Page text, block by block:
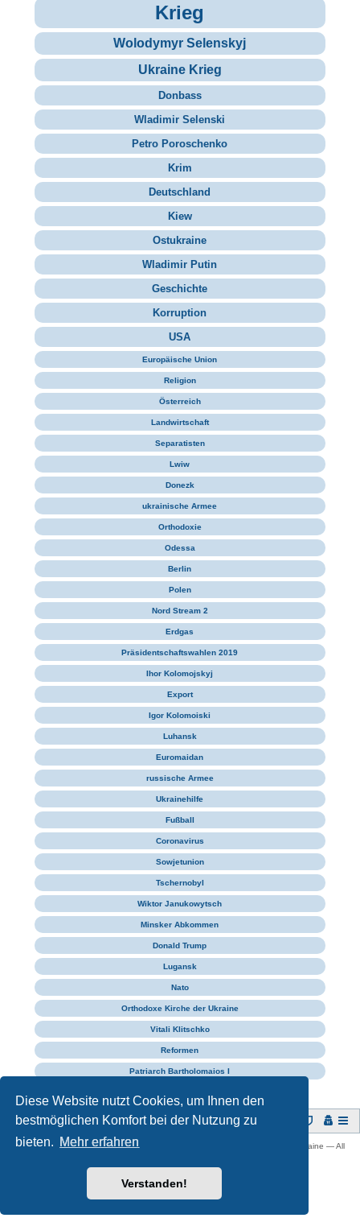
Diese Website nutzt Cookies, um Ihnen den
bestmöglichen Komfort bei der Nutzung zu
bieten.
Mehr erfahren
Verstanden!
Krieg
Wolodymyr Selenskyj
Ukraine Krieg
Donbass
Wladimir Selenski
Petro Poroschenko
Krim
Deutschland
Kiew
Ostukraine
Wladimir Putin
Geschichte
Korruption
USA
Europäische Union
Religion
Österreich
Landwirtschaft
Separatisten
Lwiw
Donezk
ukrainische Armee
Orthodoxie
Odessa
Berlin
Polen
Nord Stream 2
Erdgas
Präsidentschaftswahlen 2019
Ihor Kolomojskyj
Export
Igor Kolomoiski
Luhansk
Euromaidan
russische Armee
Ukrainehilfe
Fußball
Coronavirus
Sowjetunion
Tschernobyl
Wiktor Janukowytsch
Minsker Abkommen
Donald Trump
Lugansk
Nato
Orthodoxe Kirche der Ukraine
Vitali Klitschko
Reformen
Patriarch Bartholomaios I
Foren-Übersicht
Copyright © 2009 -2026 Ukraine-Forum: Infos, Tipps und Diskussionen zur Ukraine — All
Deutsche Übersetzung durch